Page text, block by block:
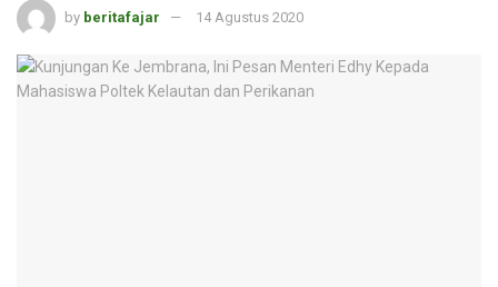
by beritafajar 14 Agustus 2020